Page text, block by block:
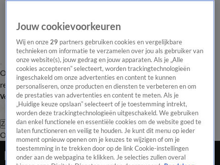
Overzicht Laatste nieuws Regionieuws Het beste van Hart
Tip de
redactie
Volg Hart van Nederland
Zoeken
OverzichtRegioUitzendingenWeerTip de redactiePanelVideo's
Late Editie
Jouw cookievoorkeuren
Wij en onze29 partners gebruiken cookies en vergelijkbare
technieken om informatie te verzamelen over jou als gebruiker van
onze website(s), jouw gedrag en jouw apparaten. Als je „Alle
cookies accepteren” selecteert, worden trackingtechnologieën
ingeschakeld om onze advertenties en content te kunnen
personaliseren, onze producten en diensten te verbeteren en om
de prestaties van advertenties en content te meten. Als je
„Huidige keuze opslaan” selecteert of je toestemming intrekt,
worden deze trackingtechnologieën uitgeschakeld. We gebruiken
dan enkel functionele en essentiële cookies om de website goed te
laten functioneren en veilig te houden. Je kunt dit menu op ieder
moment opnieuw openen om je keuzes te wijzigen of om je
toestemming in te trekken door op de link Cookie-instellingen
onder aan de webpagina te klikken. Je selecties zullen overal